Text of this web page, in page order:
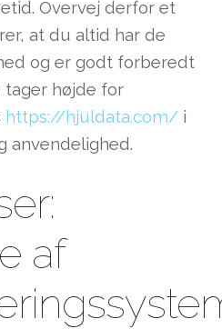
Overvej derfor et
at du altid har de
og er godt forberedt
højde for
https://hjuldata.com/ i
anvendelighed.
af